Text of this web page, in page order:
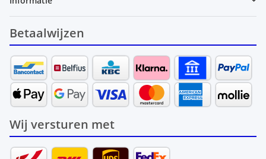
Betaalwijzen
Wij versturen met